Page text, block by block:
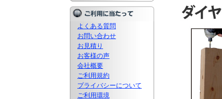
よくある質問
お問い合わせ
お見積り
お客様の声
会社概要
ご利用規約
プライバシーについて
ご利用環境